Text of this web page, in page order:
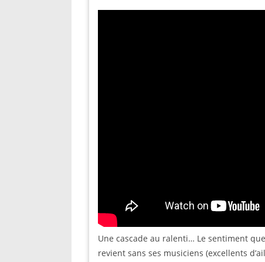
Une cascade au ralenti… Le sentiment
revient sans ses musiciens (excellents